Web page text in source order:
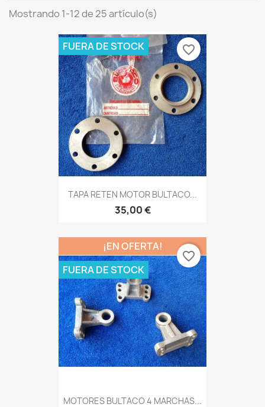
Mostrando 1-12 de 25 artículo(s)
TAPA RETEN MOTOR BULTACO...
35,00 €
FUERA DE STOCK favorite_border
MOTORES BULTACO 4 MARCHAS...
¡EN OFERTA!
FUERA DE STOCK
favorite_border